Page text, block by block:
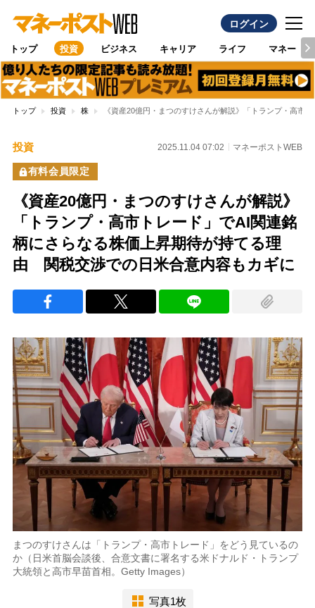
ログイン
トップ 投資 ビジネス キャリア ライフ マネー
トップ 投資 株 《資産20億円・まつのすけさんが解説》「トランプ・高
投資 2025.11.04 07:02 マネーポストWEB
有料会員限定
《資産20億円・まつのすけさんが解説》
「トランプ・高市トレード」でAI関連銘
柄にさらなる株価上昇期待が持てる理
由 関税交渉での日米合意内容もカギに
まつのすけさんは「トランプ・高市トレード」をどう見ているの
か（日米首脳会談後、合意文書に署名する米ドナルド・トランプ
大統領と高市早苗首相。Getty Images）
写真1枚